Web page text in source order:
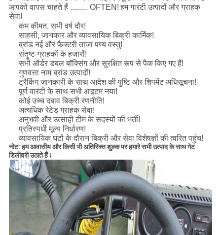
आपको वापस चाहते हैं ......... OFTEN! हम गारंटी उत्पादों और ग्राहक
सेवा!
कम कीमत, सभी वर्ष दौर!
साहसी, जानकार और व्यावसायिक बिक्री कार्मिक!
ब्रांड नई और फैक्टरी ताजा पण्य वस्तु!
संतुष्ट ग्राहकों के हजारों!
सभी ऑर्डर डबल बॉक्सिंग और सुरक्षित रूप से पैक किए गए हैं!
गुणवत्ता नाम ब्रांड उत्पादों!
ट्रैकिंग जानकारी के साथ आदेश की पुष्टि और शिपमेंट अधिसूचना!
पूर्ण वारंटी के साथ सभी आइटम नया!
कोई उच्च दबाव बिक्री रणनीति!
अत्यधिक रेटेड ग्राहक सेवा!
अनुभवी और उत्साही टीम के सदस्यों की भर्ती!
प्रतिस्पर्धी मूल्य निर्धारण!
व्यावसायिक घंटों के दौरान बिक्री और सेवा विशेषज्ञों की त्वरित पहुंच!
नोट: हम आवासीय और किसी भी अतिरिक्त शुल्क पर हमारे सभी उत्पाद के साथ गेट
डिलीवरी उठाते हैं।